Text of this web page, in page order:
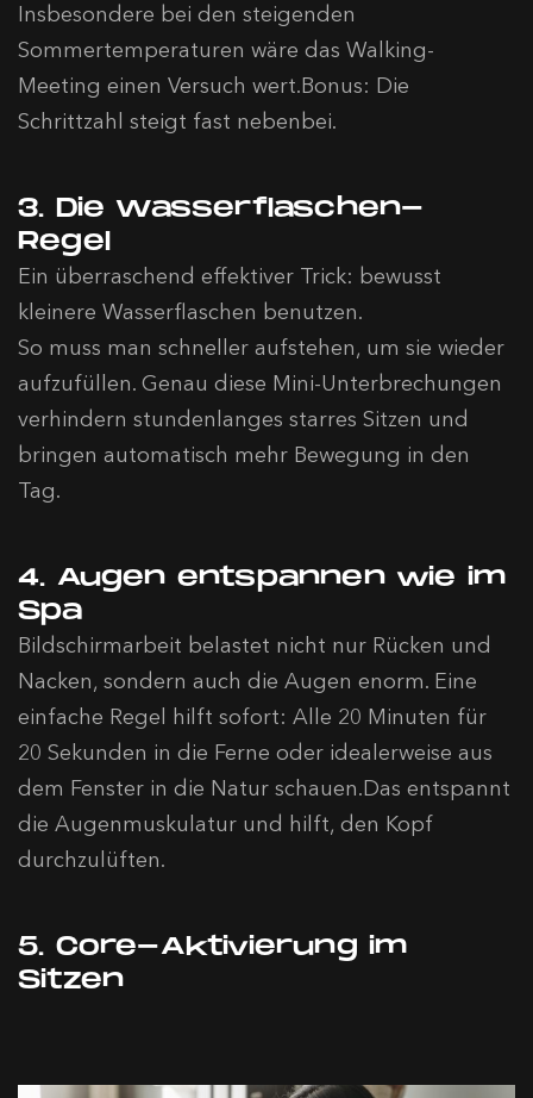
Insbesondere bei den steigenden
Sommertemperaturen wäre das Walking-
Meeting einen Versuch wert.Bonus: Die
Schrittzahl steigt fast nebenbei.
3. Die Wasserflaschen-
Regel
Ein überraschend effektiver Trick: bewusst
kleinere Wasserflaschen benutzen.
So muss man schneller aufstehen, um sie wieder
aufzufüllen. Genau diese Mini-Unterbrechungen
verhindern stundenlanges starres Sitzen und
bringen automatisch mehr Bewegung in den
Tag.
4. Augen entspannen wie im
Spa
Bildschirmarbeit belastet nicht nur Rücken und
Nacken, sondern auch die Augen enorm. Eine
einfache Regel hilft sofort: Alle 20 Minuten für
20 Sekunden in die Ferne oder idealerweise aus
dem Fenster in die Natur schauen.Das entspannt
die Augenmuskulatur und hilft, den Kopf
durchzulüften.
5. Core-Aktivierung im
Sitzen